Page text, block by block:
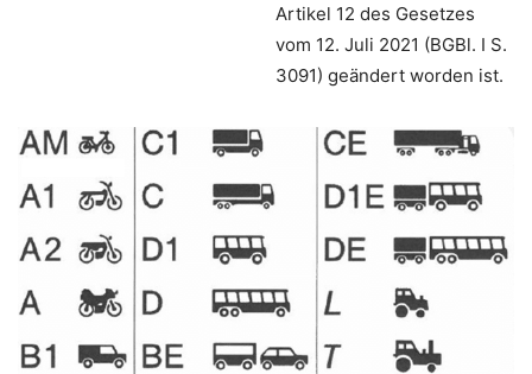
Artikel 12 des Gesetzes
vom 12. Juli 2021 (BGBl. I S.
3091) geändert worden ist.